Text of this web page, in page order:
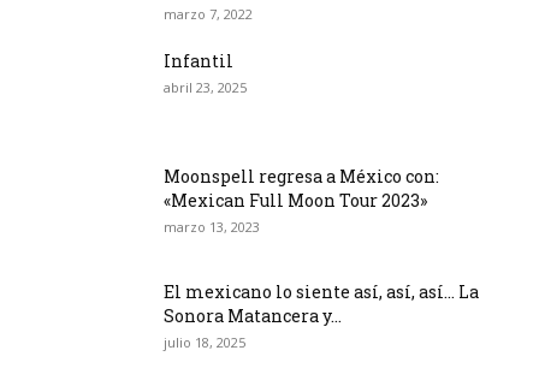
marzo 7, 2022
Infantil
abril 23, 2025
Moonspell regresa a México con:
«Mexican Full Moon Tour 2023»
marzo 13, 2023
El mexicano lo siente así, así, así… La
Sonora Matancera y...
julio 18, 2025